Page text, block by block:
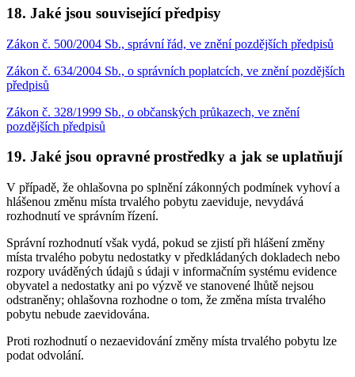
18. Jaké jsou související předpisy
Zákon č. 500/2004 Sb., správní řád, ve znění pozdějších předpisů
Zákon č. 634/2004 Sb., o správních poplatcích, ve znění pozdějších
předpisů
Zákon č. 328/1999 Sb., o občanských průkazech, ve znění
pozdějších předpisů
19. Jaké jsou opravné prostředky a jak se uplatňují
V případě, že ohlašovna po splnění zákonných podmínek vyhoví a
hlášenou změnu místa trvalého pobytu zaeviduje, nevydává
rozhodnutí ve správním řízení.
Správní rozhodnutí však vydá, pokud se zjistí při hlášení změny
místa trvalého pobytu nedostatky v předkládaných dokladech nebo
rozpory uváděných údajů s údaji v informačním systému evidence
obyvatel a nedostatky ani po výzvě ve stanovené lhůtě nejsou
odstraněny; ohlašovna rozhodne o tom, že změna místa trvalého
pobytu nebude zaevidována.
Proti rozhodnutí o nezaevidování změny místa trvalého pobytu lze
podat odvolání.